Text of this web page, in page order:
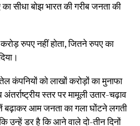
सीधा बोझ भारत की गरीब जनता की
रुपए नहीं होता, जितने रुपए का
कंपनियों को लाखों करोड़ों का मुनाफा
स्तर पर मामूली उतार-चढ़ाव
बढ़ाकर आम जनता का गला घोंटने लगती
उन्हें डर है कि आने वाले दो-तीन दिनों